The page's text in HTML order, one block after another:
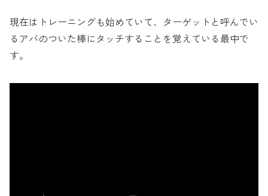
現在はトレーニングも始めていて、ターゲットと呼んでい
るアバのついた棒にタッチすることを覚えている最中で
す。